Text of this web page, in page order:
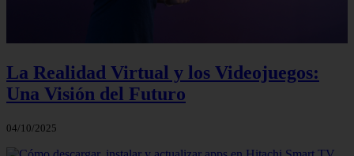
La Realidad Virtual y los Videojuegos:
Una Visión del Futuro
04/10/2025